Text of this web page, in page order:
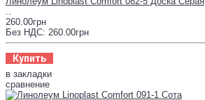
..
260.00грн
Без НДС: 260.00грн
Купить
в закладки
сравнение